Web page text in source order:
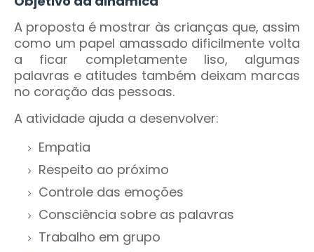
A proposta é mostrar às crianças que, assim
como um papel amassado dificilmente volta
a ficar completamente liso, algumas
palavras e atitudes também deixam marcas
no coração das pessoas.
A atividade ajuda a desenvolver:
Empatia
Respeito ao próximo
Controle das emoções
Consciência sobre as palavras
Trabalho em grupo